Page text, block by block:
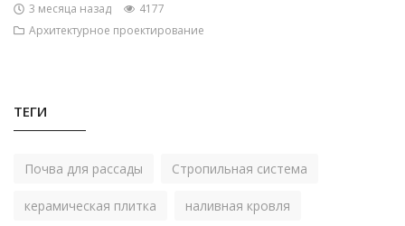
3 месяца назад
4177
Архитектурное проектирование
ТЕГИ
Почва для рассады Стропильная система
керамическая плитка наливная кровля